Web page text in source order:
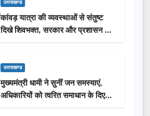
उत्तराखण्ड
कांवड़ यात्रा की व्यवस्थाओं से संतुष्ट
दिखे शिवभक्त, सरकार और प्रशासन की
सराहना…
उत्तराखण्ड
मुख्यमंत्री धामी ने सुनीं जन समस्याएं,
अधिकारियों को त्वरित समाधान के दिए
निर्देश